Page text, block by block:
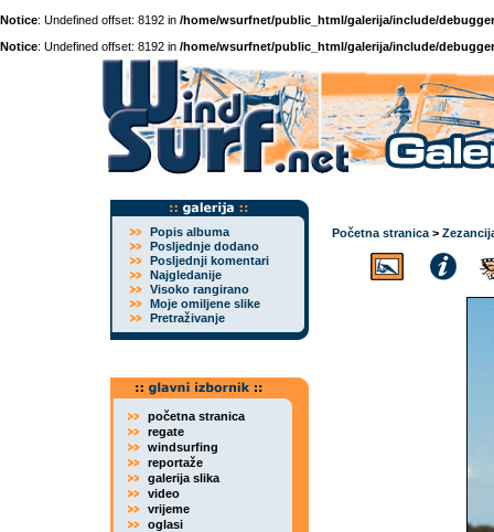
Notice: Undefined offset: 8192 in /home/wsurfnet/public_html/galerija/include/
Notice: Undefined offset: 8192 in /home/wsurfnet/public_html/galerija/include/
Popis albuma
Posljednje dodano
Posljednji komentari
Najgledanije
Visoko rangirano
Moje omiljene slike
Pretraživanje
početna stranica
regate
windsurfing
reportaže
galerija slika
video
vrijeme
oglasi
Početna stranica >